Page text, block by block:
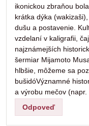
ikonickou zbraňou
krátka dýka
dušu a postavenie.
vzdelaní v kaligrafii,
najznámejších
šermiar Mijamoto
hlbšie, môžeme sa
bušidóVýznamné
a výrobu mečov (napr.
Odpoveď